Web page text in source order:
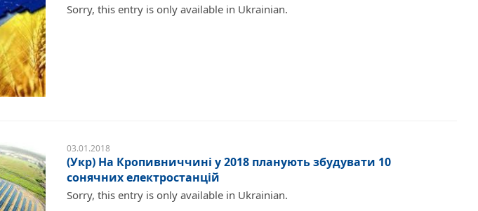
Sorry, this entry is only available in Ukrainian.
03.01.2018
(Укр) Нa Кропивниччині у 2018 плaнують збудувaти 10
сонячних електростaнцій
Sorry, this entry is only available in Ukrainian.